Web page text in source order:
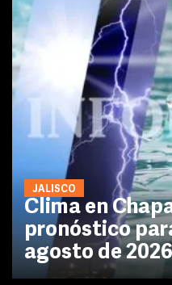
JALISCO
Clima en
pronóstico
agosto de 2026